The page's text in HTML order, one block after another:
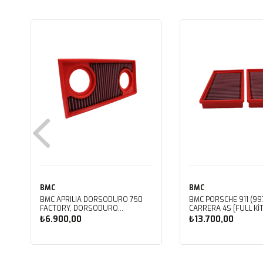
BMC
BMC APRILIA DORSODURO 750
FACTORY, DORSODURO
900, SHIVER 750 GT, SHIVER
750 KUTU İÇİ PERFORMANS HAVA
₺6.900,00
BMC
BMC PORSCHE 911
CARRERA 4S [FULL
PERFORMANS HAVA
FB468/20
₺13.700,00